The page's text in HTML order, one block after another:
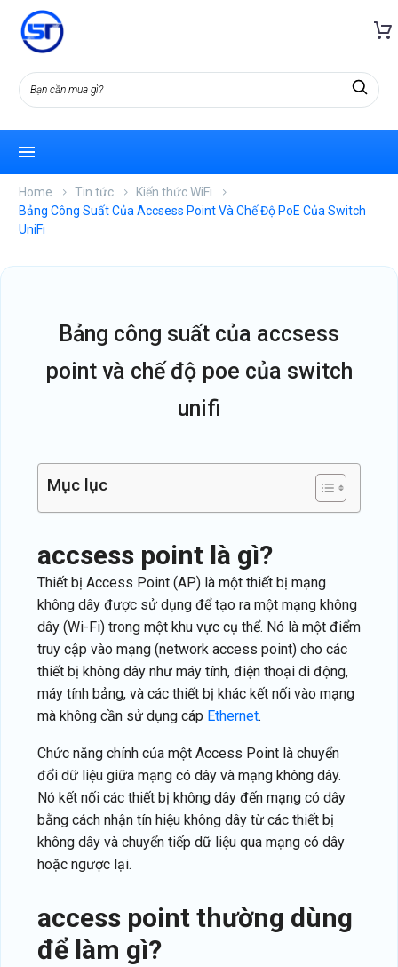
Home Tin tức
Kiến thức WiFi
Bảng Công Suất Của Accsess Point Và Chế Độ PoE Của Switch
UniFi
bảng công suất của accsess
point và chế độ poe của switch
unifi
Mục lục
accsess point là gì?
Thiết bị Access Point (AP) là một thiết bị mạng
không dây được sử dụng để tạo ra một mạng không
dây (Wi-Fi) trong một khu vực cụ thể. Nó là một điểm
truy cập vào mạng (network access point) cho các
thiết bị không dây như máy tính, điện thoại di động,
máy tính bảng, và các thiết bị khác kết nối vào mạng
mà không cần sử dụng cáp Ethernet.
Chức năng chính của một Access Point là chuyển
đổi dữ liệu giữa mạng có dây và mạng không dây.
Nó kết nối các thiết bị không dây đến mạng có dây
bằng cách nhận tín hiệu không dây từ các thiết bị
không dây và chuyển tiếp dữ liệu qua mạng có dây
hoặc ngược lại.
access point thường dùng
để làm gì?